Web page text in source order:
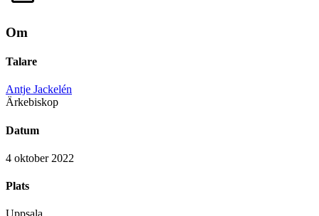
Om
Talare
Antje Jackelén
Ärkebiskop
Datum
4 oktober 2022
Plats